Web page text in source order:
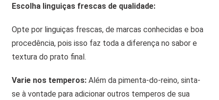
Escolha linguiças frescas de qualidade:
Opte por linguiças frescas, de marcas conhecidas e boa
procedência, pois isso faz toda a diferença no sabor e
textura do prato final.
Varie nos temperos: Além da pimenta-do-reino, sinta-
se à vontade para adicionar outros temperos de sua